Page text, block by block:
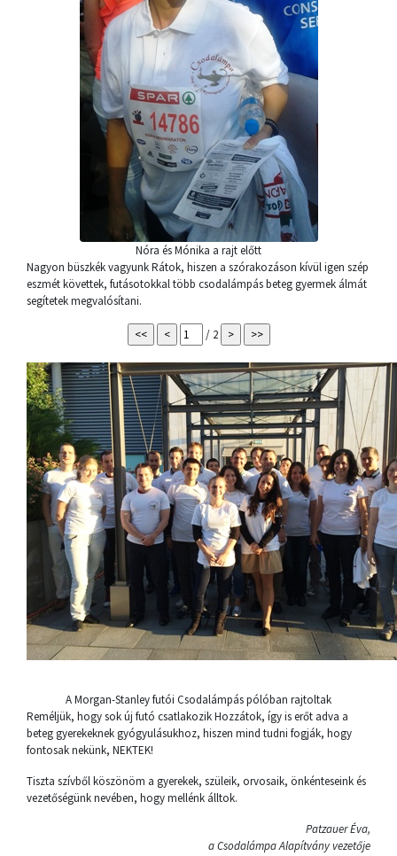
Nóra és Mónika a rajt előtt
Nagyon büszkék vagyunk Rátok, hiszen a szórakozáson kívül igen szép
eszmét követtek, futásotokkal több csodalámpás beteg gyermek álmát
segítetek megvalósítani.
/ 2
A Morgan-Stanley futói Csodalámpás pólóban rajtoltak
Reméljük, hogy sok új futó csatlakozik Hozzátok, így is erőt adva a
beteg gyerekeknek gyógyulásukhoz, hiszen mind tudni fogják, hogy
fontosak nekünk, NEKTEK!
Tiszta szívből köszönöm a gyerekek, szüleik, orvosaik, önkénteseink és
vezetőségünk nevében, hogy mellénk álltok.
Patzauer Éva,
a Csodalámpa Alapítvány vezetője